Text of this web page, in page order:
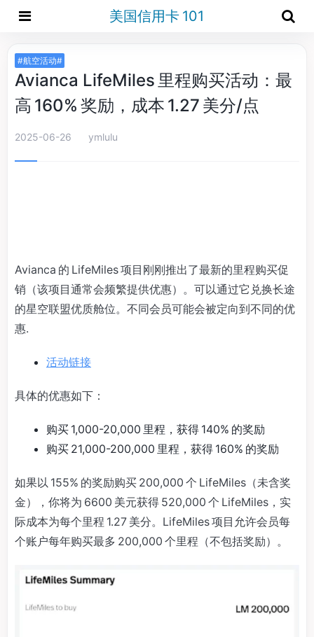
美国信用卡 101
#航空活动#
Avianca LifeMiles 里程购买活动：最
高 160% 奖励，成本 1.27 美分/点
2025-06-26 ymlulu
Avianca 的 LifeMiles 项目刚刚推出了最新的里程购买促
销（该项目通常会频繁提供优惠）。可以通过它兑换长途
的星空联盟优质舱位。不同会员可能会被定向到不同的优
惠.
活动链接
具体的优惠如下：
购买 1,000-20,000 里程，获得 140% 的奖励
购买 21,000-200,000 里程，获得 160% 的奖励
如果以 155% 的奖励购买 200,000 个 LifeMiles（未含奖
金），你将为 6600 美元获得 520,000 个 LifeMiles，实
际成本为每个里程 1.27 美分。LifeMiles 项目允许会员每
个账户每年购买最多 200,000 个里程（不包括奖励）。